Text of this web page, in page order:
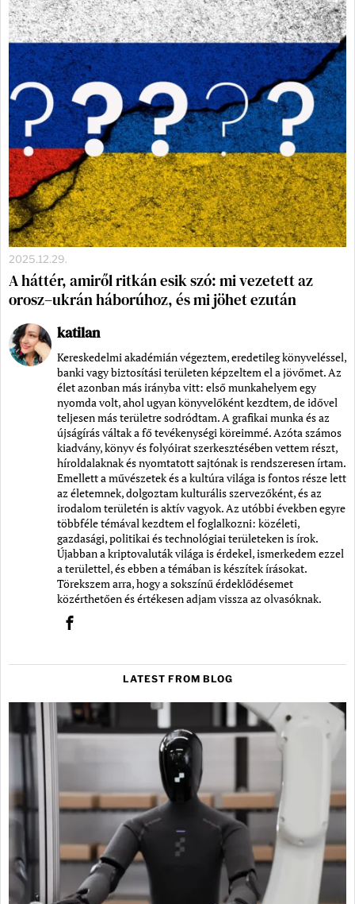
2025.12.29.
A háttér, amiről ritkán esik szó: mi vezetett az
orosz–ukrán háborúhoz, és mi jöhet ezután
katilan
Kereskedelmi akadémián végeztem, eredetileg könyveléssel,
banki vagy biztosítási területen képzeltem el a jövőmet. Az
élet azonban más irányba vitt: első munkahelyem egy
nyomda volt, ahol ugyan könyvelőként kezdtem, de idővel
teljesen más területre sodródtam. A grafikai munka és az
újságírás váltak a fő tevékenységi köreimmé. Azóta számos
kiadvány, könyv és folyóirat szerkesztésében vettem részt,
híroldalaknak és nyomtatott sajtónak is rendszeresen írtam.
Emellett a művészetek és a kultúra világa is fontos része lett
az életemnek, dolgoztam kulturális szervezőként, és az
irodalom területén is aktív vagyok. Az utóbbi években egyre
többféle témával kezdtem el foglalkozni: közéleti,
gazdasági, politikai és technológiai területeken is írok.
Újabban a kriptovaluták világa is érdekel, ismerkedem ezzel
a területtel, és ebben a témában is készítek írásokat.
Törekszem arra, hogy a sokszínű érdeklődésemet
közérthetően és értékesen adjam vissza az olvasóknak.
LATEST FROM BLOG